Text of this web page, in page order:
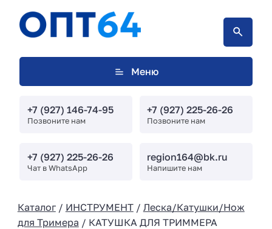
Меню
+7 (927) 146-74-95
Позвоните нам
+7 (927) 225-26-26
Позвоните нам
+7 (927) 225-26-26
Чат в WhatsApp
region164@bk.ru
Напишите нам
Каталог/ ИНСТРУМЕНТ/ Леска/Катушки/Нож
для Тримера / КАТУШКА ДЛЯ ТРИММЕРА